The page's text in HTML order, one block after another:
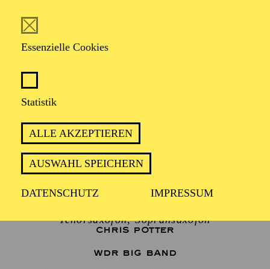
Essenzielle Cookies
Statistik
ALLE AKZEPTIEREN
AUSWAHL SPEICHERN
DATENSCHUTZ IMPRESSUM
Samstag 26. September 2026
2 Stunden, inkl. Pause
Tenorsaxofon, Sopransaxofon
CHRIS POTTER
WDR BIG BAND